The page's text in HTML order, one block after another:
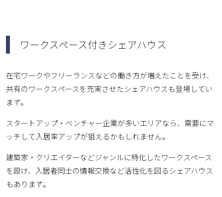
ワークスペース付きシェアハウス
在宅ワークやフリーランスなどの働き方が増えたことを受け、
共有のワークスペースを充実させたシェアハウスも登場してい
ます。
スタートアップ・ベンチャー企業が多いエリアなら、需要にマ
ッチして入居率アップが狙えるかもしれません。
建築家・クリエイターなどジャンルに特化したワークスペース
を設け、入居者同士の情報交換など活性化を図るシェアハウス
もあります。